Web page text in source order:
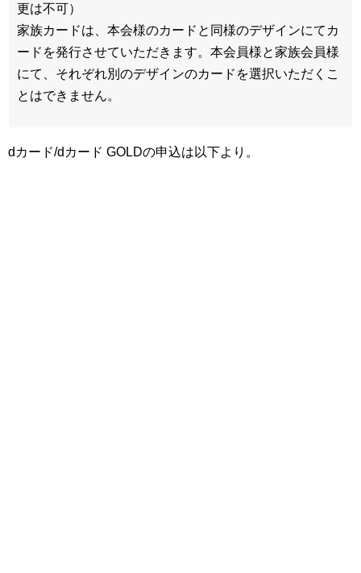
更は不可）
家族カードは、本会様のカードと同様のデザインにてカ
ードを発行させていただきます。本会員様と家族会員様
にて、それぞれ別のデザインのカードを選択いただくこ
とはできません。
dカード/dカード GOLDの申込は以下より。